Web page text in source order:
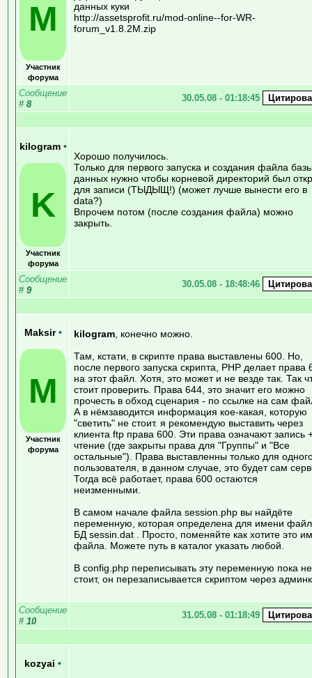
M
Участник
форума
данных куки
http://assetsprofit.ru/mod-online--for-WR-
forum_v1.8.2M.zip
Сообщение
# 8
30.05.08 - 01:18:45
kilogram •
K
Участник
форума
Хорошо получилось.
Только для первого запуска и создания файла
данных нужно чтобы корневой директорий был
для записи (ТЫДЫЩ!) (может лучше вынести его в
data?)
Впрочем потом (после создания файла) можно
закрыть.
Сообщение
# 9
30.05.08 - 18:48:46
Maksir •
M
Участник
форума
kilogram , конечно можно.
Там, кстати, в скрипте права выставлены 600. Но,
после первого запуска скрипта, PHP делает права
на этот файл. Хотя, это может и не везде так. Так
стоит проверить. Права 644, это значит его можно
прочесть в обход сценария - по ссылке на сам
А в нёмзаводится информация кое-какая, которую
"светить" не стоит. я рекомендую выставить через
клиента ftp права 600. Эти права означают запись
чтение (где закрыты права для "Группы" и "Все
остальные"). Права выставленны только для
пользователя, в данном случае, это будет сам
Тогда всё работает, права 600 остаются
неизменными.
В самом начале файла session.php вы найдёте
переменную, которая определена для имени
БД sessin.dat . Просто, поменяйте как хотите это
файла. Можете путь в каталог указать любой.
В config.php переписывать эту переменную пока не
стоит, он перезаписывается скриптом через
Сообщение
# 10
31.05.08 - 01:18:49
kozyai •